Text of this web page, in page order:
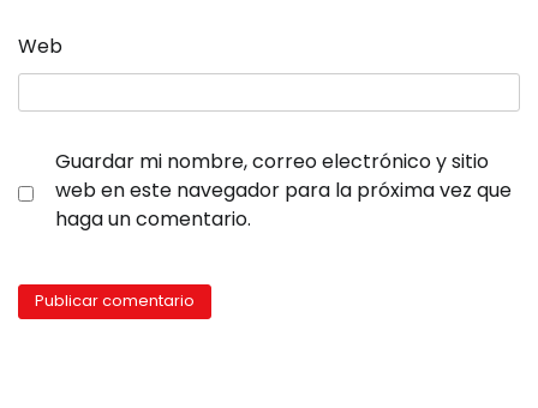
Web
Guardar mi nombre, correo electrónico y sitio
web en este navegador para la próxima vez que
haga un comentario.